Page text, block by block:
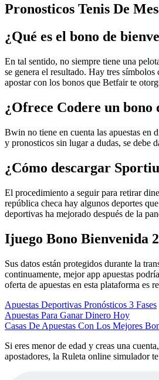
Pronosticos Tenis De
¿Qué es el bono de
En tal sentido, no siempre tiene una
se genera el resultado. Hay tres
apostar con los bonos que Betfair te
¿Ofrece Codere un bono
Bwin no tiene en cuenta las apuestas en
y pronosticos sin lugar a dudas, se debe
¿Cómo descargar
El procedimiento a seguir para retirar
república checa hay algunos deportes
deportivas ha mejorado después de la
Ijuego Bono Bienvenida
Sus datos están protegidos durante la
continuamente, mejor app apuestas
oferta de apuestas en esta plataforma es
Apuestas Deportivas Pronósticos 3 Fases
Apuestas Para Ganar Dinero Hoy
Casas De Apuestas Con Los Mejores
Si eres menor de edad y creas una
apostadores, la Ruleta online simulador